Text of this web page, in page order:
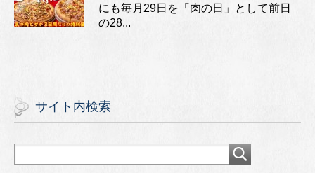
にも毎月29日を「肉の日」として前日
の28...
サイト内検索